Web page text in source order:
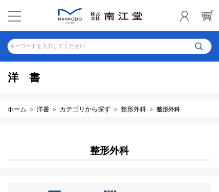
キーワードを入力してください
洋書
ホーム 洋書 カテゴリから探す 整形外科 整形外科
整形外科